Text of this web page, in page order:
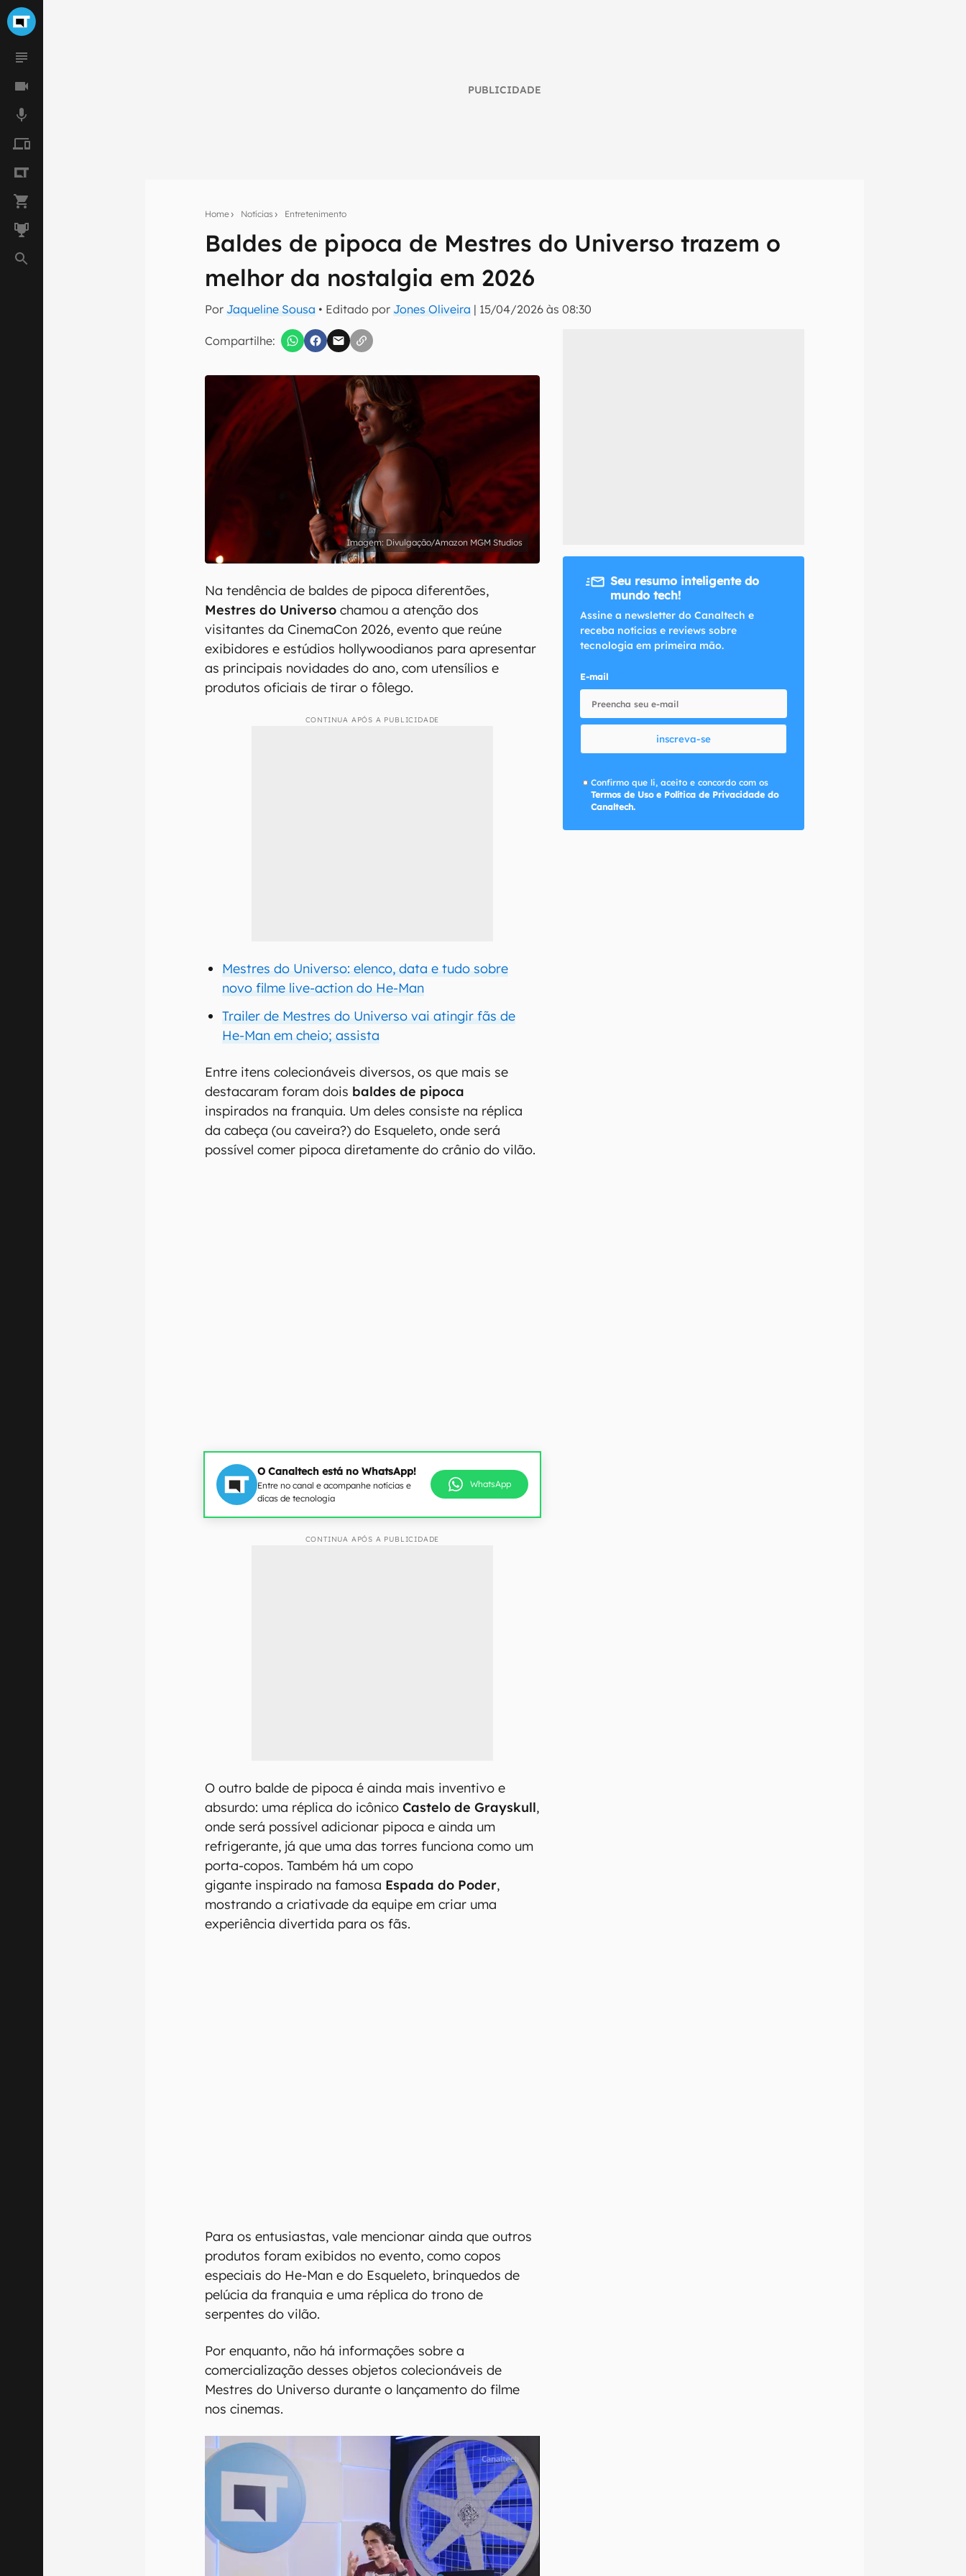
PUBLICIDADE
Home Notícias Entretenimento
Baldes de pipoca de Mestres do Universo trazem o
melhor da nostalgia em 2026
Por Jaqueline Sousa • Editado por Jones Oliveira | 15/04/2026 às 08:30
Compartilhe:
Seu resumo inteligente do mundo tech!
Assine a newsletter do Canaltech e receba notícias e reviews sobre tecnologia em primeira
inscreva-se
Confirmo que li, aceito e concordo com os Termos de Uso e Política de Privacidade do Canaltech.
Divulgação/Amazon MGM Studios
Na tendência de baldes de pipoca diferentões,
Mestres do Universo chamou a atenção dos
visitantes da CinemaCon 2026, evento que reúne
exibidores e estúdios hollywoodianos para apresentar
as principais novidades do ano, com utensílios e
produtos oficiais de tirar o fôlego.
CONTINUA APÓS A PUBLICIDADE
Mestres do Universo: elenco, data e tudo sobre
novo filme live-action do He-Man
Trailer de Mestres do Universo vai atingir fãs de
He-Man em cheio; assista
Entre itens colecionáveis diversos, os que mais se
destacaram foram dois baldes de pipoca
inspirados na franquia. Um deles consiste na réplica
da cabeça (ou caveira?) do Esqueleto, onde será
possível comer pipoca diretamente do crânio do vilão.
O Canaltech está no WhatsApp!
Entre no canal e acompanhe notícias e
dicas de tecnologia
WhatsApp
CONTINUA APÓS A PUBLICIDADE
O outro balde de pipoca é ainda mais inventivo e
absurdo: uma réplica do icônicoCastelo de Grayskull,
onde será possível adicionar pipoca e ainda um
refrigerante, já que uma das torres funciona como um
porta-copos. Também há um copo
gigante inspirado na famosa Espada do Poder,
mostrando a criativade da equipe em criar uma
experiência divertida para os fãs.
Para os entusiastas, vale mencionar ainda que outros
produtos foram exibidos no evento, como copos
especiais do He-Man e do Esqueleto, brinquedos de
pelúcia da franquia e uma réplica do trono de
serpentes do vilão.
Por enquanto, não há informações sobre a
comercialização desses objetos colecionáveis de
Mestres do Universo durante o lançamento do filme
nos cinemas.
Seu resumo inteligente do
mundo tech!
Assine a newsletter do Canaltech e
receba notícias e reviews sobre
tecnologia em primeira mão.
E-mail
inscreva-se
Confirmo que li, aceito e concordo com os
Termos de Uso e Política de Privacidade do
Canaltech.